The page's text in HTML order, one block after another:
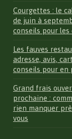
Courgettes : le
de juin à
conseils pour les
Les fauves
adresse, avis,
conseils pour en
Grand frais
prochaine :
rien manquer
vous